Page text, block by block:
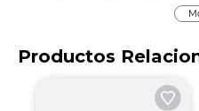
la consistencia deseada
• Potencia pico de
Productos